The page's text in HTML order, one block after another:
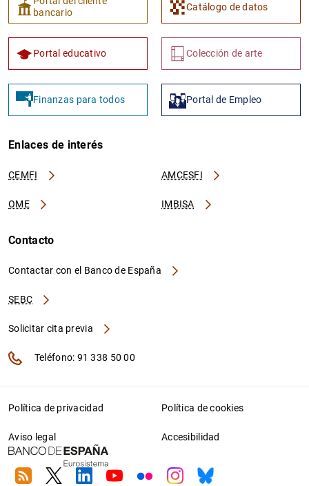
bancario
Catálogo de datos
Portal educativo Colección de arte
Finanzas para todos Portal de Empleo
Enlaces de interés
CEMFI AMCESFI
OME IMBISA
Contacto
Contactar con el Banco de España
SEBC
Solicitar cita previa
Teléfono: 91 338 50 00
Política de privacidad Política de cookies
Aviso legal Accesibilidad
RSS TwitterLinkedin
YoutubeFlickrInstagram
Bluesky